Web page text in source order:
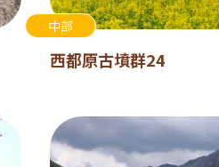
中部
西都原古墳群24